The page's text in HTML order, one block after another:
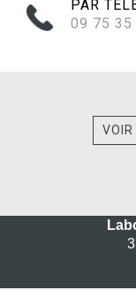
PAR
09 75 35
VOIR